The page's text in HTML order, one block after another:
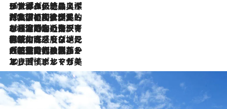
2026.8.8
リスボンの絶品スイーツ「パステル・デ・ナタ」とは？ポルトガル伝統の奥深い世界へ
2026.7.27
「私の祖国はポルトガル語です」国民的詩人フェルナンド・ペソアと、彼が愛した文学の街を歩く
2026.7.26
ポルトガル近海が育む極上の海の幸。キリリと冷えた白ワインと愉しむ、シーフード専門店の贅沢
2026.7.22
伝統の味をモダンに昇華。高感度な地元客が集う、リスボンの最旬ガストロノミー
2026.7.21
大航海時代の栄華から、震災、独裁、そして革命へ。ポルトガル・首都リスボンの石畳に刻まれた「歴史の光と影」
2026.7.13
エッセイ・ヤマザキマリ「慎ましくも美しき国 ポルトガル」